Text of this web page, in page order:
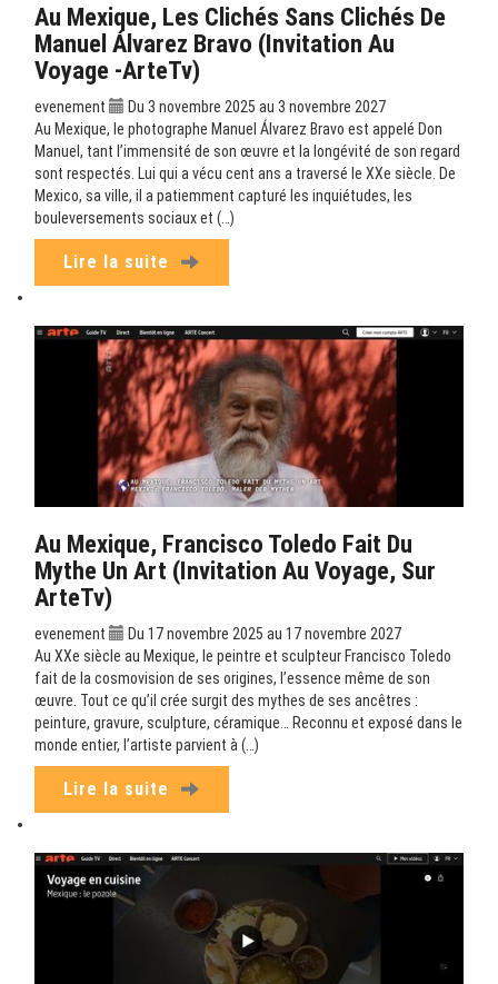
Au Mexique, Les Clichés Sans Clichés De
Manuel Álvarez Bravo (Invitation Au
Voyage -ArteTv)
evenement
Du 3 novembre 2025 au 3 novembre 2027
Au Mexique, le photographe Manuel Álvarez Bravo est appelé Don
Manuel, tant l’immensité de son œuvre et la longévité de son regard
sont respectés. Lui qui a vécu cent ans a traversé le XXe siècle. De
Mexico, sa ville, il a patiemment capturé les inquiétudes, les
bouleversements sociaux et (…)
Lire la suite
Au Mexique, Francisco Toledo Fait Du
Mythe Un Art (Invitation Au Voyage, Sur
ArteTv)
evenement
Du 17 novembre 2025 au 17 novembre 2027
Au XXe siècle au Mexique, le peintre et sculpteur Francisco Toledo
fait de la cosmovision de ses origines, l’essence même de son
œuvre. Tout ce qu’il crée surgit des mythes de ses ancêtres :
peinture, gravure, sculpture, céramique… Reconnu et exposé dans le
monde entier, l’artiste parvient à (…)
Lire la suite